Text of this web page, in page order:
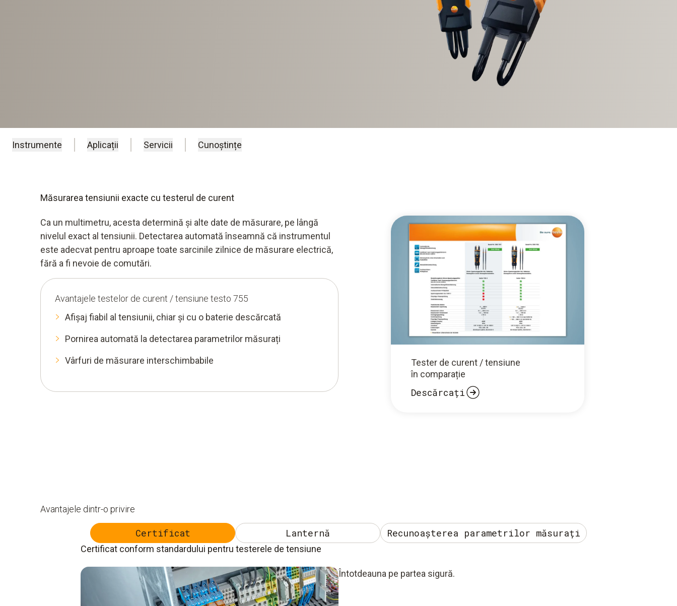
Instrumente Aplicații Servicii Cunoștințe
Măsurarea tensiunii exacte cu testerul de curent
Ca un multimetru, acesta determină și alte date de măsurare, pe lângă
nivelul exact al tensiunii. Detectarea automată înseamnă că instrumentul
este adecvat pentru aproape toate sarcinile zilnice de măsurare electrică,
fără a fi nevoie de comutări.
Avantajele testelor de curent / tensiune testo 755
Afișaj fiabil al tensiunii, chiar și cu o baterie descărcată
Pornirea automată la detectarea parametrilor măsurați
Vârfuri de măsurare interschimbabile
Tester de curent / tensiune
în comparație
Descărcați
Avantajele dintr-o privire
Certificat Lanternă Recunoașterea parametrilor măsurați
Certificat conform standardului pentru testerele de tensiune
Întotdeauna pe partea sigură.